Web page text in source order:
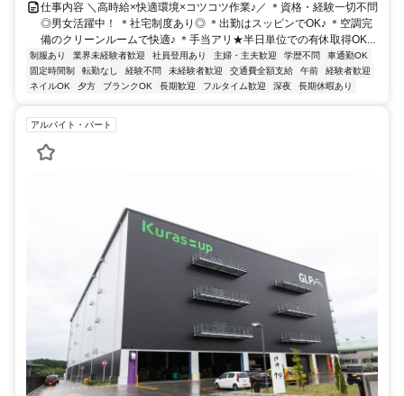
仕事内容 ＼高時給×快適環境×コツコツ作業♪／ ＊資格・経験一切不問
◎男女活躍中！ ＊社宅制度あり◎ ＊出勤はスッピンでOK♪ ＊空調完
備のクリーンルームで快適♪ ＊手当アリ★半日単位での有休取得OK...
制服あり 業界未経験者歓迎 社員登用あり 主婦・主夫歓迎 学歴不問
車通勤OK
固定時間制
転勤なし 経験不問 未経験者歓迎 交通費全額支給 午前
経験者歓迎
ネイルOK
夕方 ブランクOK 長期歓迎 フルタイム歓迎 深夜 長期休暇あり
アルバイト・パート